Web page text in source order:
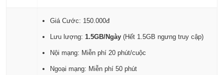
Giá Cước: 150.000đ
Lưu lượng:1.5GB/Ngày (Hết 1.5GB ngưng truy cập)
Nội mạng: Miễn phí 20 phút/cuộc
Ngoại mạng: Miễn phí 50 phút